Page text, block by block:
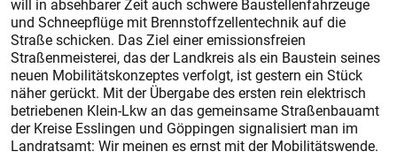
will in absehbarer Zeit auch schwere Baustellenfahrzeuge
und Schneepflüge mit Brennstoffzellentechnik auf die
Straße schicken. Das Ziel einer emissionsfreien
Straßenmeisterei, das der Landkreis als ein Baustein seines
neuen Mobilitätskonzeptes verfolgt, ist gestern ein Stück
näher gerückt. Mit der Übergabe des ersten rein elektrisch
betriebenen Klein-Lkw an das gemeinsame Straßenbauamt
der Kreise Esslingen und Göppingen signalisiert man im
Landratsamt: Wir meinen es ernst mit der Mobilitätswende.